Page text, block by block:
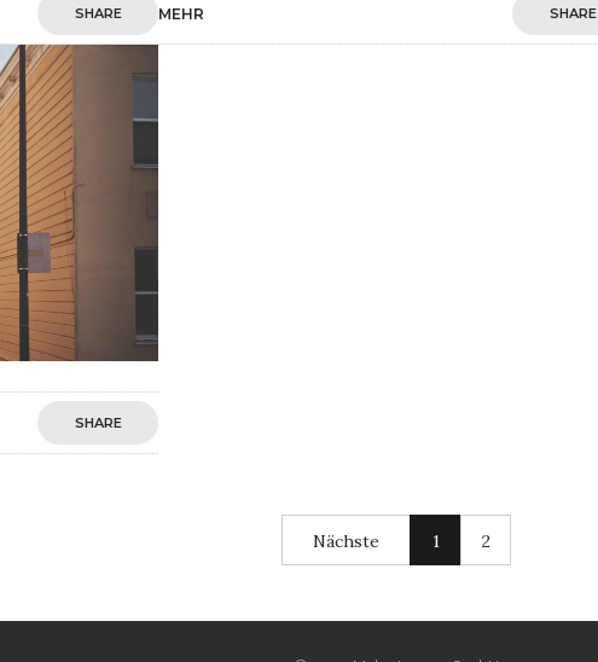
SHARE MEHR SHARE
SHARE
Nächste 1 2